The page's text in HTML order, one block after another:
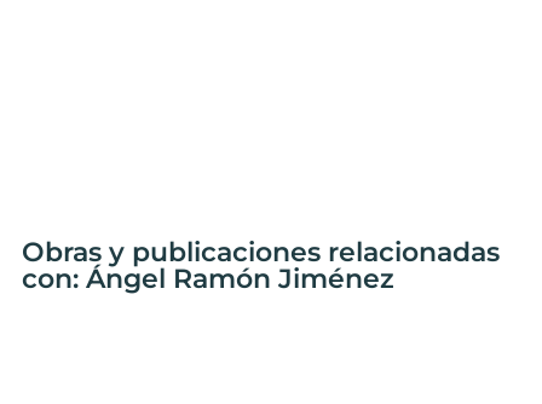
Obras y publicaciones relacionadas
con: Ángel Ramón Jiménez